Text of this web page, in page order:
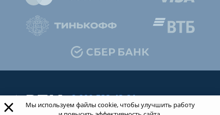
8 800 533-43-21
звонок по России бесплатный
×
Мы используем файлы cookie, чтобы улучшить работу